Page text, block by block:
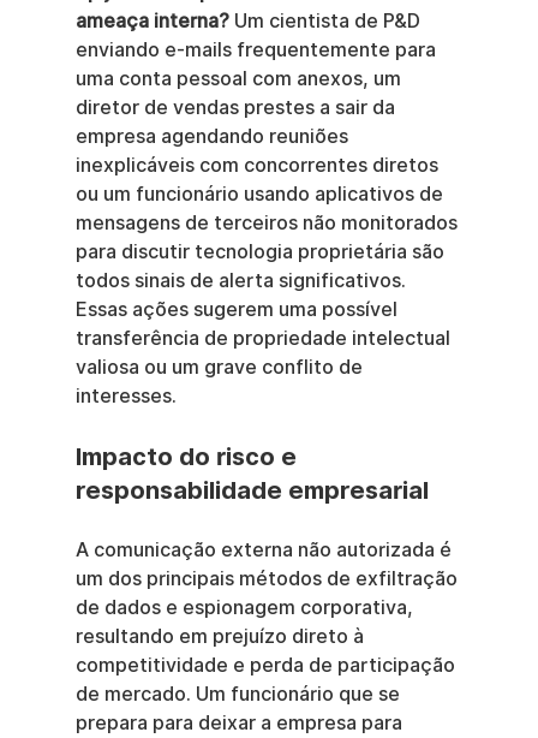
ameaça interna? Um cientista de P&D
enviando e-mails frequentemente para
uma conta pessoal com anexos, um
diretor de vendas prestes a sair da
empresa agendando reuniões
inexplicáveis com concorrentes diretos
ou um funcionário usando aplicativos de
mensagens de terceiros não monitorados
para discutir tecnologia proprietária são
todos sinais de alerta significativos.
Essas ações sugerem uma possível
transferência de propriedade intelectual
valiosa ou um grave conflito de
interesses.
Impacto do risco e
responsabilidade empresarial
A comunicação externa não autorizada é
um dos principais métodos de exfiltração
de dados e espionagem corporativa,
resultando em prejuízo direto à
competitividade e perda de participação
de mercado. Um funcionário que se
prepara para deixar a empresa para